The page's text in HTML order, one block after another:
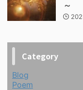
～
Category
Blog
Poem